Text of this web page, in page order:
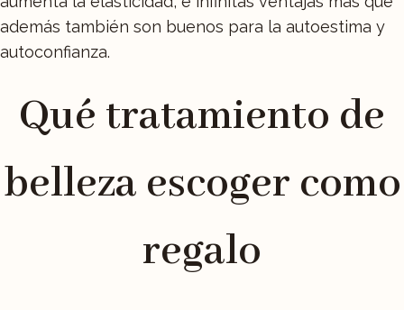
además también son buenos para la autoestima y
autoconfianza.
Qué tratamiento de
belleza escoger como
regalo